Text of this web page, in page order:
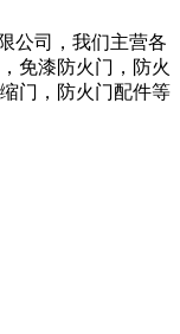
公司，我们主营各
免漆防火门，防火
门，防火门配件等